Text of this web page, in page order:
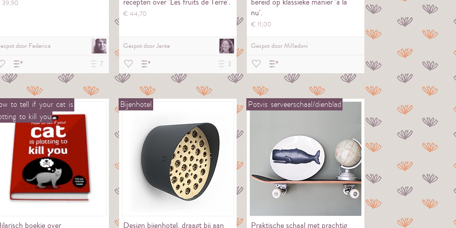
39,90
door Federica
7
€ 44,70
Gespot doorJente
3
nu'.
€ 11,00
Gespot doorMilledoni
to tell if your cat is
to kill you
boekje over
Bijenhotel
Design bijenhotel, draagt bij aan
Potvis serveerschaal/dienblad
Praktische schaal met prachtig